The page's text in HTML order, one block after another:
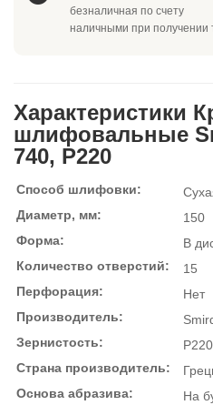
безналичная по счету
наличными при получении
Характеристики
шлифовальные
740, P220
Способ шлифовки:
Диаметр, мм:
150
Форма:
В
Количество отверстий:
15
Перфорация:
Нет
Производитель:
Зернистость:
P220
Страна производитель:
Основа абразива:
На